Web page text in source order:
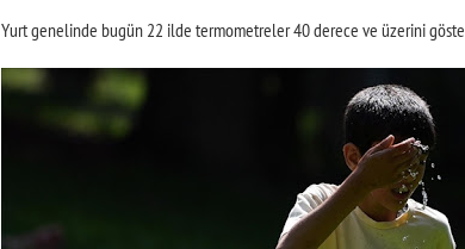
Yurt genelinde bugün 22 ilde termometreler 40 derece ve üzerini